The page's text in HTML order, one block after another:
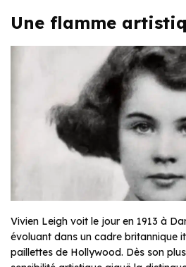
Une flamme
Vivien Leigh voit le jour en 1913 à
évoluant dans un cadre britannique
paillettes de Hollywood. Dès son